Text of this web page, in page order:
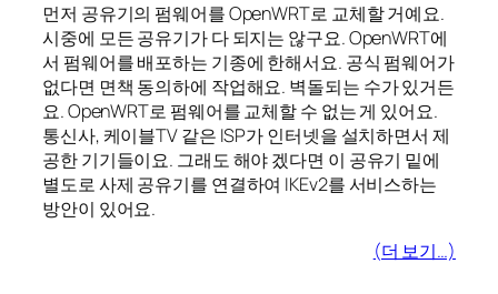
먼저 공유기의 펌웨어를 OpenWRT로 교체할 거예요.
시중에 모든 공유기가 다 되지는 않구요. OpenWRT에
서 펌웨어를 배포하는 기종에 한해서요. 공식 펌웨어가
없다면 면책 동의하에 작업해요. 벽돌되는 수가 있거든
요. OpenWRT로 펌웨어를 교체할 수 없는 게 있어요.
통신사, 케이블TV 같은 ISP가 인터넷을 설치하면서 제
공한 기기들이요. 그래도 해야 겠다면 이 공유기 밑에
별도로 사제 공유기를 연결하여 IKEv2를 서비스하는
방안이 있어요.
(더 보기…)